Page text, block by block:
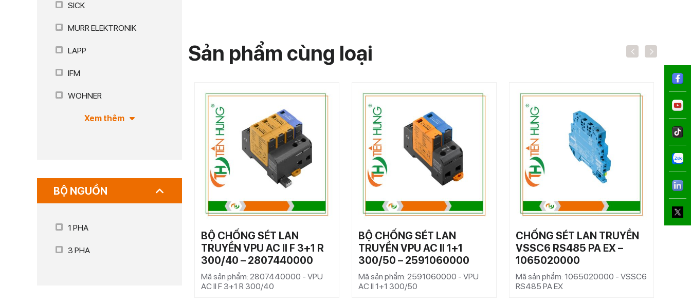
SICK
MURR ELEKTRONIK
LAPP
IFM
WOHNER
Xem thêm
BỘ NGUỒN
1 PHA
3 PHA
Sản phẩm cùng loại
BỘ CHỐNG SÉT LAN
TRUYỀN VPU AC II F 3+1 R
300/40 – 2807440000
Mã sản phẩm: 2807440000 - VPU
AC II F 3+1 R 300/40
BỘ CHỐNG SÉT LAN
TRUYỀN VPU AC II 1+1
300/50 – 2591060000
Mã sản phẩm: 2591060000 - VPU
AC II 1+1 300/50
CHỐNG SÉT LAN TRUYỀN
VSSC6 RS485 PA EX –
1065020000
Mã sản phẩm: 1065020000 - VSSC6
RS485 PA EX